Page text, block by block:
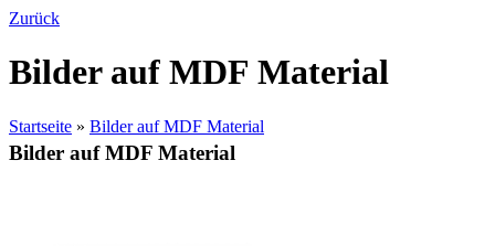
Zurück
Bilder auf MDF Material
Startseite » Bilder auf MDF Material
Bilder auf MDF Material